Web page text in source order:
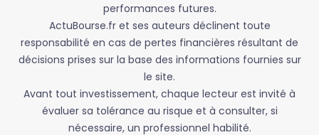
performances futures.
ActuBourse.fr et ses auteurs déclinent toute
responsabilité en cas de pertes financières résultant de
décisions prises sur la base des informations fournies sur
le site.
Avant tout investissement, chaque lecteur est invité à
évaluer sa tolérance au risque et à consulter, si
nécessaire, un professionnel habilité.